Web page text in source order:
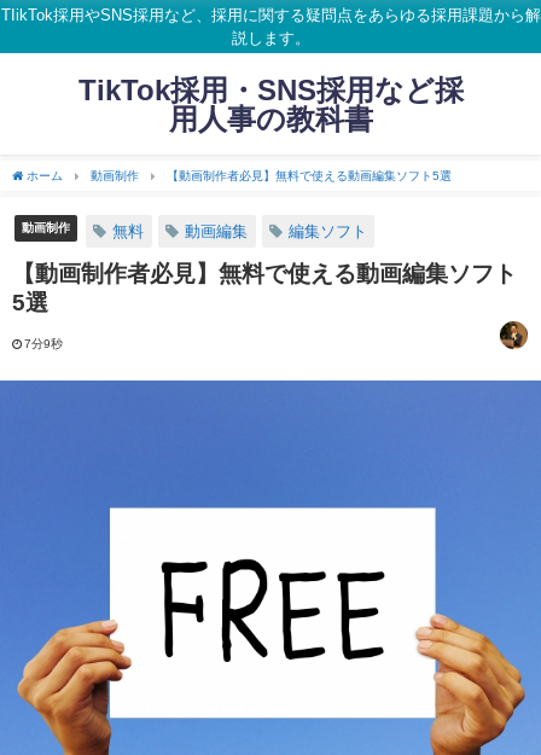
TIikTok採用やSNS採用など、採用に関する疑問点をあらゆる採用課題から解
説します。
TikTok採用・SNS採用など採
用人事の教科書
ホーム 動画制作 【動画制作者必見】無料で使える動画編集ソフト5選
動画制作 無料 動画編集 編集ソフト
【動画制作者必見】無料で使える動画編集ソフト
5選
7分9秒